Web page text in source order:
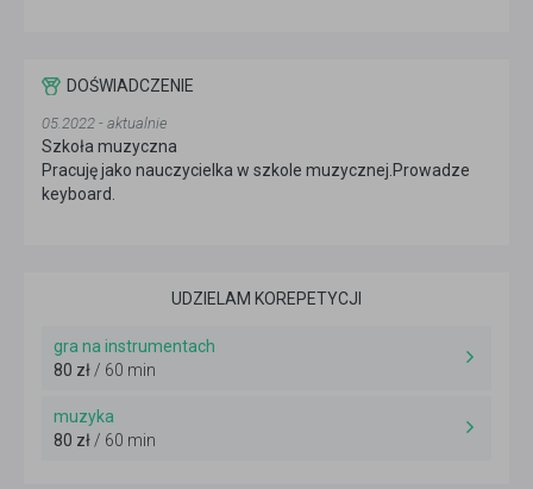
DOŚWIADCZENIE
05.2022 - aktualnie
Szkoła muzyczna
Pracuję jako nauczycielka w szkole muzycznej.Prowadze
keyboard.
UDZIELAM KOREPETYCJI
gra na instrumentach
80 zł / 60 min
muzyka
80 zł / 60 min